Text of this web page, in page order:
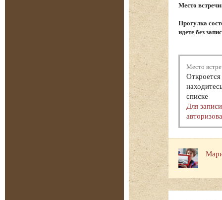
Место
Прогулка
идете без
Место
списке
Для